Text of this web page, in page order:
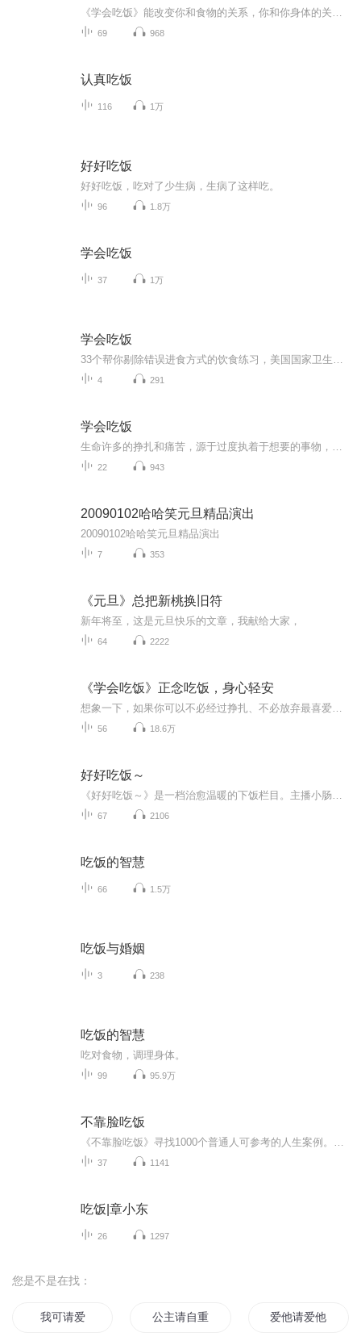
69 968
认真吃饭
116 1万
好好吃饭
好好吃饭，吃对了少生病，生病了这样吃。
96 1.8万
学会吃饭
37 1万
学会吃饭
4 291
学会吃饭
22 943
20090102哈哈笑元旦精品演出
20090102哈哈笑元旦精品演出
7 353
《元旦》总把新桃换旧符
新年将至，这是元旦快乐的文章，我献给大家，
64 2222
《学会吃饭》正念吃饭，身心轻安
56 18.6万
好好吃饭～
67 2106
吃饭的智慧
66 1.5万
吃饭与婚姻
3 238
吃饭的智慧
吃对食物，调理身体。
99 95.9万
不靠脸吃饭
37 1141
吃饭|章小东
26 1297
您是不是在找：
我可请爱 公主请自重啊 爱他请爱他们